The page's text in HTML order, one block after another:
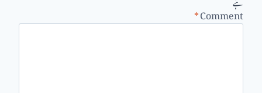
Comment
*